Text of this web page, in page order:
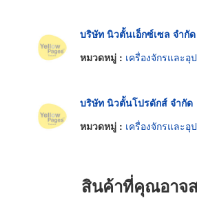
บริษัท นิวตั้นเอ็กซ์เซล จำกัด
หมวดหมู่ : เครื่องจักรและ
บริษัท นิวตั้นโปรดักส์ จำกัด
หมวดหมู่ : เครื่องจักรและ
สินค้าที่คุณอาจ